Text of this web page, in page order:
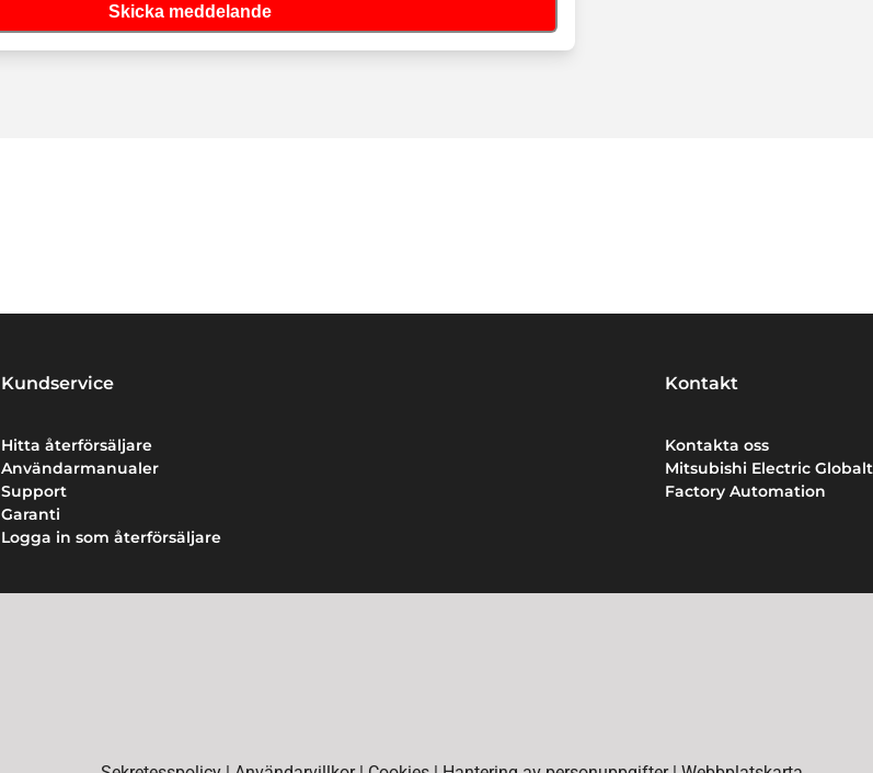
Skicka meddelande
Kundservice
Hitta återförsäljare
Användarmanualer
Support
Garanti
Logga in som återförsäljare
Kontakt
Kontakta oss
Mitsubishi Electric Globalt
Factory Automation